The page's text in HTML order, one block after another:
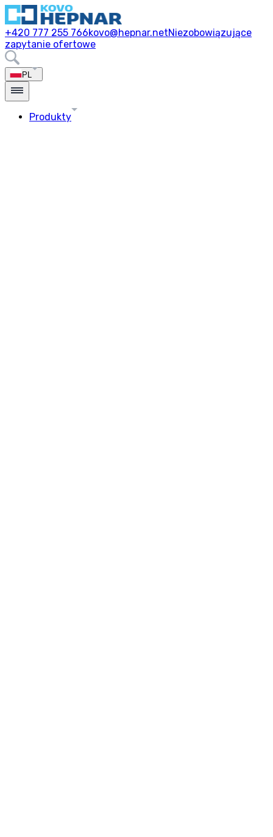
+420 777 255 766kovo@hepnar.netNiezobowiązujące
zapytanie ofertowe
PL
Produkty